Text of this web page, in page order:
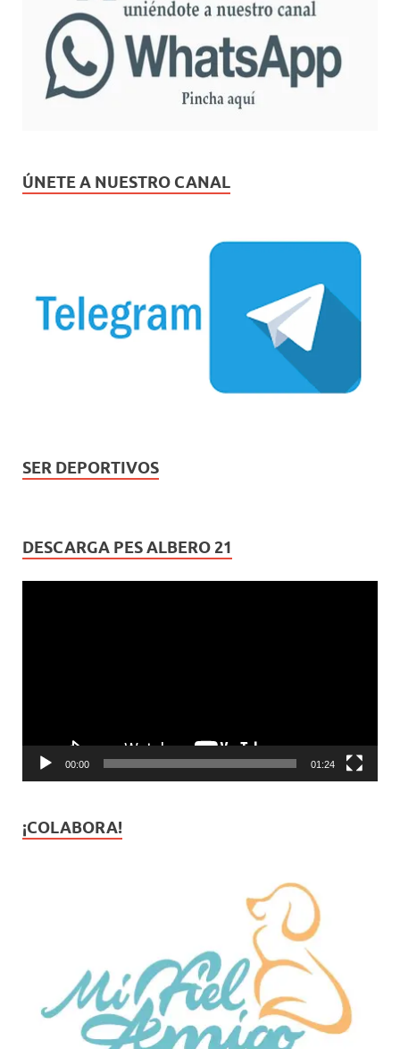
ÚNETE A NUESTRO CANAL
SER DEPORTIVOS
DESCARGA PES ALBERO 21
00:00 01:24
¡COLABORA!